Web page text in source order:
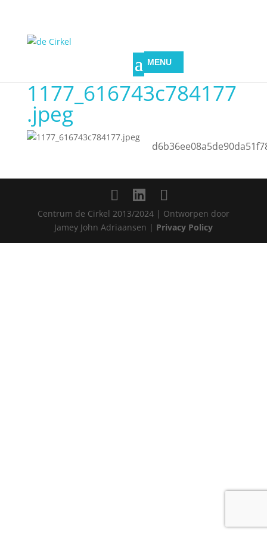
1177_616743c784177
.jpeg
Centrum de Cirkel 2013/2024 | Ontworpen door
Jamey John Adriaansen | Privacy Policy